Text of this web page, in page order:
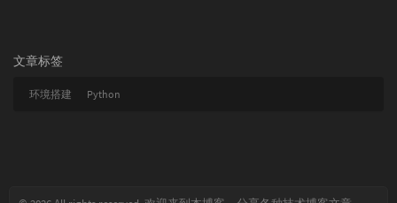
文章标签
环境搭建 Python